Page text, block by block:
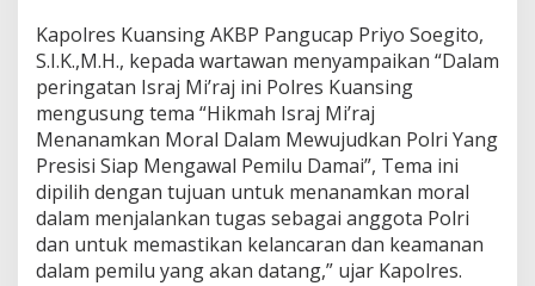
r
a
D
a
l
a
m
M
e
w
u
Kapolres Kuansing AKBP Pangucap Priyo Soegito,
S.I.K.,M.H., kepada wartawan menyampaikan “Dalam
peringatan Israj Mi’raj ini Polres Kuansing
mengusung tema “Hikmah Israj Mi’raj
Menanamkan Moral Dalam Mewujudkan Polri Yang
Presisi Siap Mengawal Pemilu Damai”, Tema ini
dipilih dengan tujuan untuk menanamkan moral
dalam menjalankan tugas sebagai anggota Polri
dan untuk memastikan kelancaran dan keamanan
dalam pemilu yang akan datang,” ujar Kapolres.